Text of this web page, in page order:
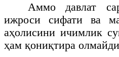
Аммо давлат
ижроси сифати ва
аҳолисини ичимлик
ҳам қониқтира